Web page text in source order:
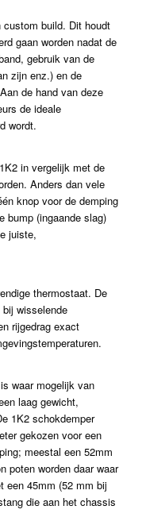
build. Dit houdt
gaan worden nadat de
gebruik van de
zijn enz.) en de
de hand van deze
de ideale
wordt.
in vergelijk met de
Anders dan vele
knop voor de demping
bump (ingaande slag)
juiste,
thermostaat. De
wisselende
rijgedrag exact
waar mogelijk van
laag gewicht,
1K2 schokdemper
gekozen voor een
meestal een 52mm
poten worden daar waar
een 45mm (52 mm bij
die aan het chassis